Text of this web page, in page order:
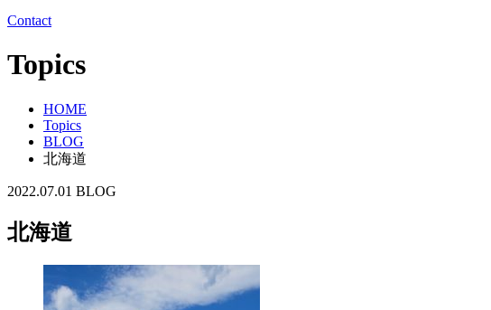
Contact
Topics
HOME
Topics
BLOG
北海道
2022.07.01 BLOG
北海道